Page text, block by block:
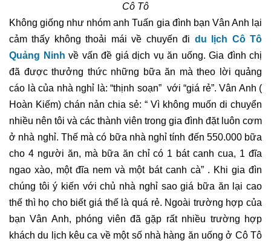
Cô Tô
Không giống như nhóm anh Tuấn gia đình bạn Vân Anh lại
cảm thấy không thoải mái về chuyến đi du lịch Cô Tô
Quảng Ninh về vấn đề giá dịch vụ ăn uống. Gia đình chị
đã được thưởng thức những bữa ăn mà theo lời quảng
cáo là của nhà nghỉ là: “thịnh soạn” với “giá rẻ”. Vân Anh (
Hoàn Kiếm) chán nản chia sẻ: “ Vì không muốn di chuyển
nhiều nên tôi và các thành viên trong gia đình đặt luôn cơm
ở nhà nghỉ. Thế mà có bữa nhà nghỉ tính đến 550.000 bữa
cho 4 người ăn, mà bữa ăn chỉ có 1 bát canh cua, 1 đĩa
ngao xào, một đĩa nem và một bát canh cà” . Khi gia đìn
chúng tôi ý kiến với chủ nhà nghỉ sao giá bữa ăn lại cao
thế thì họ cho biết giá thế là quá rẻ. Ngoài trường hợp của
bạn Vân Anh, phóng viên đã gặp rất nhiều trường hợp
khách du lịch kêu ca về một số nhà hàng ăn uống ở Cô Tô